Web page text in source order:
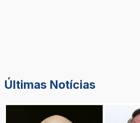
Últimas Notícias